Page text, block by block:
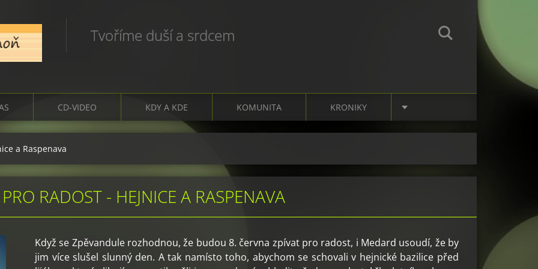
Tvoříme duší a srdcem
CD-VIDEO KDY A KDE KOMUNITA KRONIKY
a Raspenava
RADOST - HEJNICE A RASPENAVA
Když se Zpěvandule rozhodnou, že budou 8. června zpívat pro radost, i Medard usoudí, že by
jim více slušel slunný den. A tak namísto toho, abychom se schovali v hejnické bazilice před